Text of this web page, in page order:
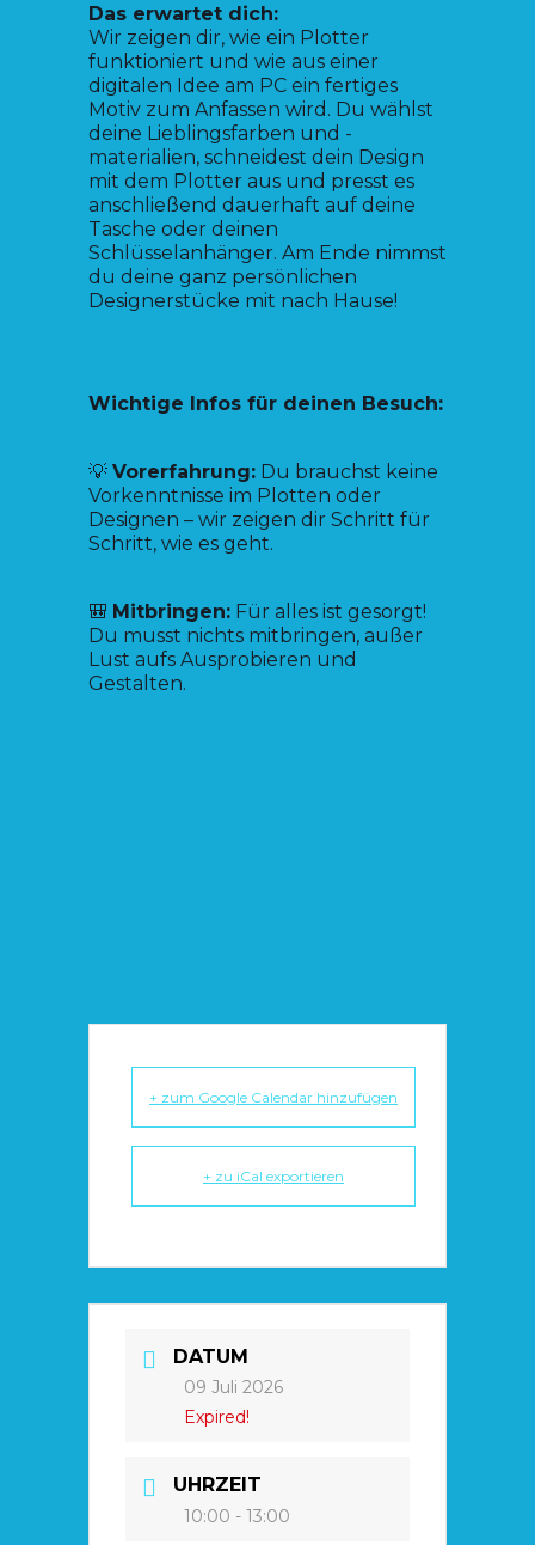
Das erwartet dich:
Wir zeigen dir, wie ein Plotter
funktioniert und wie aus einer
digitalen Idee am PC ein fertiges
Motiv zum Anfassen wird. Du wählst
deine Lieblingsfarben und -
materialien, schneidest dein Design
mit dem Plotter aus und presst es
anschließend dauerhaft auf deine
Tasche oder deinen
Schlüsselanhänger. Am Ende nimmst
du deine ganz persönlichen
Designerstücke mit nach Hause!
Wichtige Infos für deinen Besuch:
💡 Vorerfahrung: Du brauchst keine
Vorkenntnisse im Plotten oder
Designen – wir zeigen dir Schritt für
Schritt, wie es geht.
🎒 Mitbringen: Für alles ist gesorgt!
Du musst nichts mitbringen, außer
Lust aufs Ausprobieren und
Gestalten.
+ zum Google Calendar hinzufügen
+ zu iCal exportieren
DATUM
09 Juli 2026
Expired!
UHRZEIT
10:00 - 13:00